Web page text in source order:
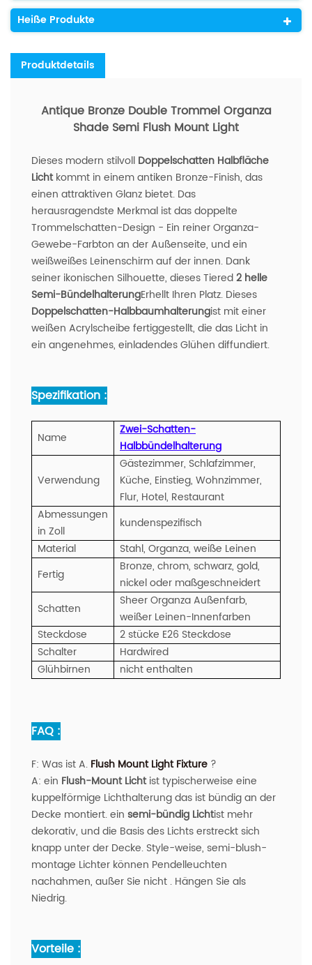
Heiße Produkte
Produktdetails
Antique Bronze Double Trommel Organza
Shade Semi Flush Mount Light
Dieses modern stilvoll Doppelschatten Halbfläche
Lichtkommt in einem antiken Bronze-Finish, das
einen attraktiven Glanz bietet. Das
herausragendste Merkmal ist das doppelte
Trommelschatten-Design - Ein reiner Organza-
Gewebe-Farbton an der Außenseite, und ein
weißweißes Leinenschirm auf der innen. Dank
seiner ikonischen Silhouette, dieses Tiered2 helle
Semi-BündelhalterungErhellt Ihren Platz. Dieses
Doppelschatten-Halbbaumhalterungist mit einer
weißen Acrylscheibe fertiggestellt, die das Licht in
ein angenehmes, einladendes Glühen diffundiert.
Spezifikation :
Name
Zwei-Schatten-
Halbbündelhalterung
Verwendung
Gästezimmer, Schlafzimmer,
Küche, Einstieg, Wohnzimmer,
Flur, Hotel, Restaurant
Abmessungen
in Zoll
kundenspezifisch
Material
Stahl, Organza, weiße Leinen
Fertig
Bronze, chrom, schwarz, gold,
nickel oder maßgeschneidert
Schatten
Sheer Organza Außenfarb,
weißer Leinen-Innenfarben
Steckdose
2 stücke E26 Steckdose
Schalter
Hardwired
Glühbirnen
nicht enthalten
FAQ :
F: Was ist A. Flush Mount Light Fixture ?
A: ein Flush-Mount Lichtist typischerweise eine
kuppelförmige Lichthalterung das ist bündig an der
Decke montiert. ein semi-bündig Lichtist mehr
dekorativ, und die Basis des Lichts erstreckt sich
knapp unter der Decke. Style-weise, semi-blush-
montage Lichter können Pendelleuchten
nachahmen, außer Sie nicht . Hängen Sie als
Niedrig.
Vorteile :